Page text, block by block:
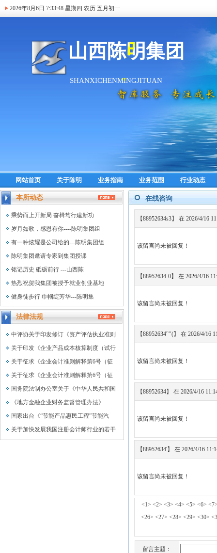
2026年8月6日 7:33:48 星期四 农历 五月初一
网站首页 关于陈明 业务指南 业务范围 行业动态
本所动态
乘势而上开新局 奋楫笃行建新功
岁月如歌，感恩有你----陈明集团组
有一种炫耀是公司给的---陈明集团组
陈明集团邀请专家到集团授课
铭记历史 砥砺前行 ---山西陈
热烈祝贺我集团被授予就业创业基地
健身徒步行 巾帼绽芳华---陈明集
法律法规
中评协关于印发修订《资产评估执业准则
关于印发《企业产品成本核算制度（试行
关于征求《企业会计准则解释第6号（征
关于征求《企业会计准则解释第6号（征
国务院法制办公室关于《中华人民共和国
《地方金融企业财务监督管理办法》
国家出台《“节能产品惠民工程”节能汽
关于加快发展我国注册会计师行业的若干
在线咨询
【88952634s3】 在 2026/4/16
该留言尚未被回复！
【88952634-0】 在 2026/4/16
该留言尚未被回复！
【88952634'`"(】 在 2026/4/16
该留言尚未被回复！
【88952634】 在 2026/4/16
该留言尚未被回复！
【88952634'】 在 2026/4/16
该留言尚未被回复！
<1> <2> <3> <4> <5> <6>
<26> <27> <28> <29> <30>
留言主题：